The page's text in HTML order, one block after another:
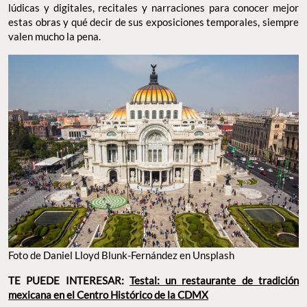
lúdicas y digitales, recitales y narraciones para conocer mejor
estas obras y qué decir de sus exposiciones temporales, siempre
valen mucho la pena.
Foto de Daniel Lloyd Blunk-Fernández en Unsplash
TE PUEDE INTERESAR: Testal: un restaurante de tradición
mexicana en el Centro Histórico de la CDMX